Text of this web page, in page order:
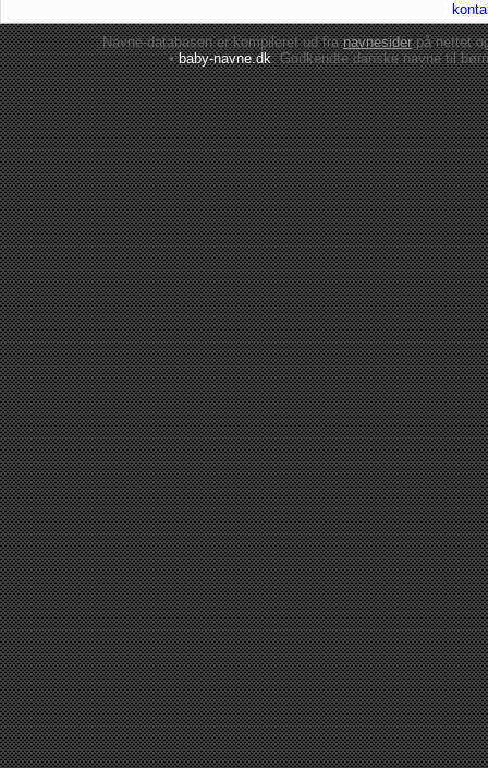
Navne-databasen er kompileret ud franavnesiderpå nettet
•baby-navne.dk: Godkendte danskenavne til børn